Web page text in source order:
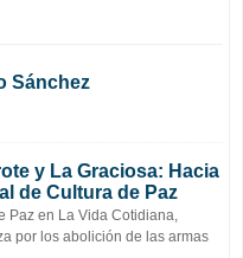
Sánchez
y La Graciosa: Hacia
de Cultura de Paz
Paz en La Vida Cotidiana,
por los abolición de las armas